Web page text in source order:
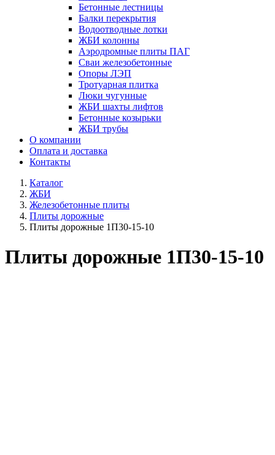
Бетонные лестницы
Балки перекрытия
Водоотводные лотки
ЖБИ колонны
Аэродромные плиты ПАГ
Сваи железобетонные
Опоры ЛЭП
Тротуарная плитка
Люки чугунные
ЖБИ шахты лифтов
Бетонные козырьки
ЖБИ трубы
О компании
Оплата и доставка
Контакты
Каталог
ЖБИ
Железобетонные плиты
Плиты дорожные
Плиты дорожные 1П30-15-10
Плиты дорожные 1П30-15-10